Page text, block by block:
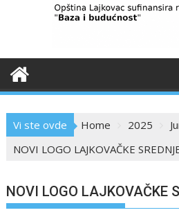
Vi ste ovde Home 2025
NOVI LOGO LAJKOVAČKE
NOVI LOGO LAJKOVAČKE